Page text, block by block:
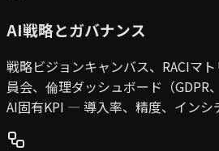
AI戦略とガバナンス
戦略ビジョンキャンバス、RACIマ
員会、倫理ダッシュボード（GDPR
AI固有KPI — 導入率、精度、インシ